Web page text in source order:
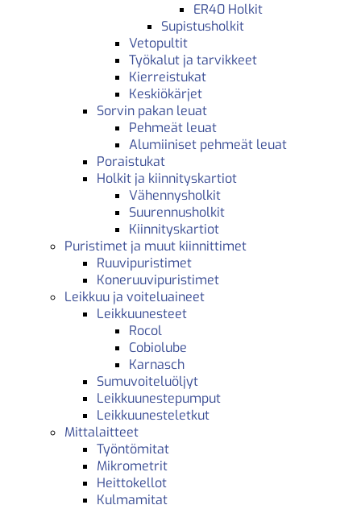
ER40 Holkit
Supistusholkit
Vetopultit
Työkalut ja tarvikkeet
Kierreistukat
Keskiökärjet
Sorvin pakan leuat
Pehmeät leuat
Alumiiniset pehmeät leuat
Poraistukat
Holkit ja kiinnityskartiot
Vähennysholkit
Suurennusholkit
Kiinnityskartiot
Puristimet ja muut kiinnittimet
Ruuvipuristimet
Koneruuvipuristimet
Leikkuu ja voiteluaineet
Leikkuunesteet
Rocol
Cobiolube
Karnasch
Sumuvoiteluöljyt
Leikkuunestepumput
Leikkuunesteletkut
Mittalaitteet
Työntömitat
Mikrometrit
Heittokellot
Kulmamitat